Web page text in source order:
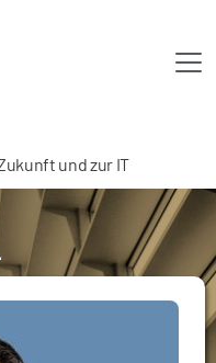
und zur IT